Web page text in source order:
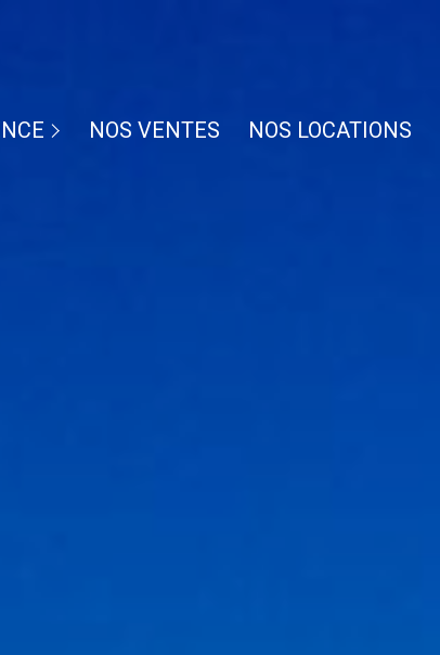
NOS VENTES NOS LOCATIONS